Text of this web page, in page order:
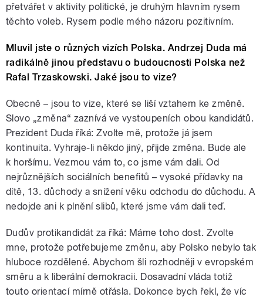
přetvářet v aktivity politické, je druhým hlavním rysem
těchto voleb. Rysem podle mého názoru pozitivním.
Mluvil jste o různých vizích Polska. Andrzej Duda má
radikálně jinou představu o budoucnosti Polska než
Rafal Trzaskowski. Jaké jsou to vize?
Obecně – jsou to vize, které se liší vztahem ke změně.
Slovo „změna“ zaznívá ve vystoupeních obou kandidátů.
Prezident Duda říká: Zvolte mě, protože já jsem
kontinuita. Vyhraje-li někdo jiný, přijde změna. Bude ale
k horšímu. Vezmou vám to, co jsme vám dali. Od
nejrůznějších sociálních benefitů–vysoké přídavky na
dítě, 13. důchody a snížení věku odchodu do důchodu. A
nedojde ani k plnění slibů, které jsme vám dali teď.
Dudův protikandidát za říká: Máme toho dost. Zvolte
mne, protože potřebujeme změnu, aby Polsko nebylo tak
hluboce rozdělené. Abychom šli rozhodněji v evropském
směru a k liberální demokracii. Dosavadní vláda totiž
touto orientací mírně otřásla. Dokonce bych řekl, že víc